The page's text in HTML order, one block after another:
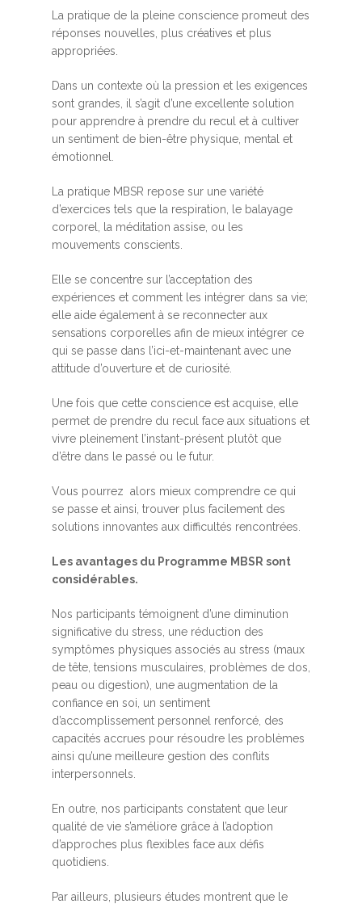
La pratique de la pleine conscience promeut des
réponses nouvelles, plus créatives et plus
appropriées.
Dans un contexte où la pression et les exigences
sont grandes, il s’agit d’une excellente solution
pour apprendre à prendre du recul et à cultiver
un sentiment de bien-être physique, mental et
émotionnel.
La pratique MBSR repose sur une variété
d’exercices tels que la respiration, le balayage
corporel, la méditation assise, ou les
mouvements conscients.
Elle se concentre sur l’acceptation des
expériences et comment les intégrer dans sa vie;
elle aide également à se reconnecter aux
sensations corporelles afin de mieux intégrer ce
qui se passe dans l’ici-et-maintenant avec une
attitude d’ouverture et de curiosité.
Une fois que cette conscience est acquise, elle
permet de prendre du recul face aux situations et
vivre pleinement l’instant-présent plutôt que
d’être dans le passé ou le futur.
Vous pourrez alors mieux comprendre ce qui
se passe et ainsi, trouver plus facilement des
solutions innovantes aux difficultés rencontrées.
Les avantages du Programme MBSR sont
considérables.
Nos participants témoignent d’une diminution
significative du stress, une réduction des
symptômes physiques associés au stress (maux
de tête, tensions musculaires, problèmes de dos,
peau ou digestion), une augmentation de la
confiance en soi, un sentiment
d’accomplissement personnel renforcé, des
capacités accrues pour résoudre les problèmes
ainsi qu’une meilleure gestion des conflits
interpersonnels.
En outre, nos participants constatent que leur
qualité de vie s’améliore grâce à l’adoption
d’approches plus flexibles face aux défis
quotidiens.
Par ailleurs, plusieurs études montrent que le